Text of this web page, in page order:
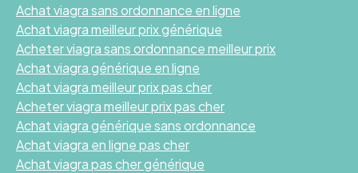
Achat viagra sans ordonnance en ligne
Achat viagra meilleur prix générique
Acheter viagra sans ordonnance meilleur prix
Achat viagra générique en ligne
Achat viagra meilleur prix pas cher
Acheter viagra meilleur prix pas cher
Achat viagra générique sans ordonnance
Achat viagra en ligne pas cher
Achat viagra pas cher générique